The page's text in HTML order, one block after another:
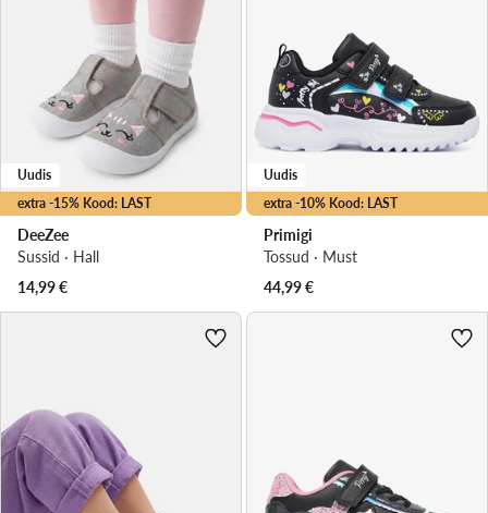
extra -15% Kood: LAST
Uudis
DeeZee
Sussid · Hall
14,99€
extra -10% Kood: LAST
Uudis
Primigi
Tossud · Must
44,99€